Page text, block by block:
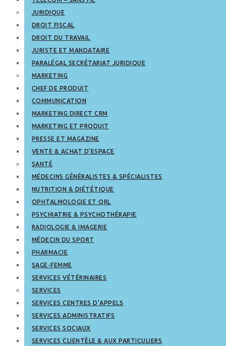
JURIDIQUE
DROIT FISCAL
DROIT DU TRAVAIL
JURISTE ET MANDATAIRE
PARALÉGAL SECRÉTARIAT JURIDIQUE
MARKETING
CHEF DE PRODUIT
COMMUNICATION
MARKETING DIRECT CRM
MARKETING ET PRODUIT
PRESSE ET MAGAZINE
VENTE & ACHAT D’ESPACE
SANTÉ
MÉDECINS GÉNÉRALISTES & SPÉCIALISTES
NUTRITION & DIÉTÉTIQUE
OPHTALMOLOGIE ET ORL
PSYCHIATRIE & PSYCHOTHÉRAPIE
RADIOLOGIE & IMAGERIE
MÉDECIN DU SPORT
PHARMACIE
SAGE-FEMME
SERVICES VÉTÉRINAIRES
SERVICES
SERVICES CENTRES D’APPELS
SERVICES ADMINISTRATIFS
SERVICES SOCIAUX
SERVICES CLIENTÈLE & AUX PARTICULIERS